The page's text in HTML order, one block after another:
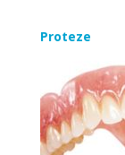
Proteze